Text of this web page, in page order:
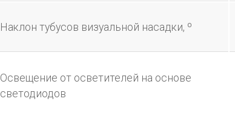
Наклон тубусов визуальной насадки, º
Освещение от осветителей на основе
светодиодов